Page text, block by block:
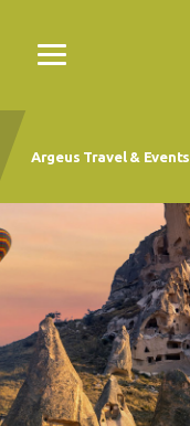
Argeus Travel & Events